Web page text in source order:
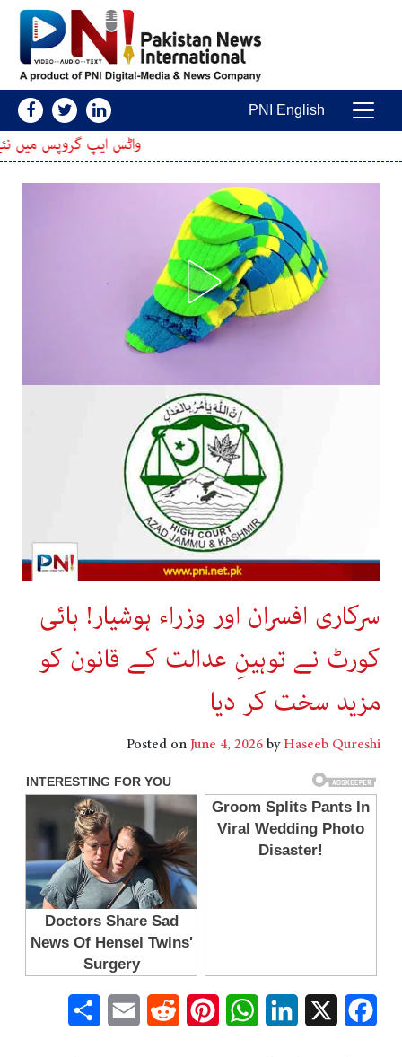
Main Navigation
PNI English
واٹس ایپ گروپس میں نئے فیچرز متعارف
سرکاری افسران اور وزراء ہوشیار! ہائی
کورٹ نے توہینِ عدالت کے قانون کو
مزید سخت کر دیا
Posted onJune 4, 2026byHaseeb Qureshi
Facebook
LinkedIn
WhatsApp
Pinterest
Reddit
Email